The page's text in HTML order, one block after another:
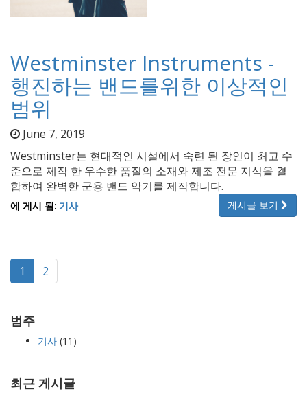
Westminster Instruments -
행진하는 밴드를위한 이상적인
범위
June 7, 2019
Westminster는 현대적인 시설에서 숙련 된 장인이 최고 수
준으로 제작 한 우수한 품질의 소재와 제조 전문 지식을 결
합하여 완벽한 군용 밴드 악기를 제작합니다.
게시글 보기
에 게시 됨: 기사
1 2
범주
기사 (11)
최근 게시글